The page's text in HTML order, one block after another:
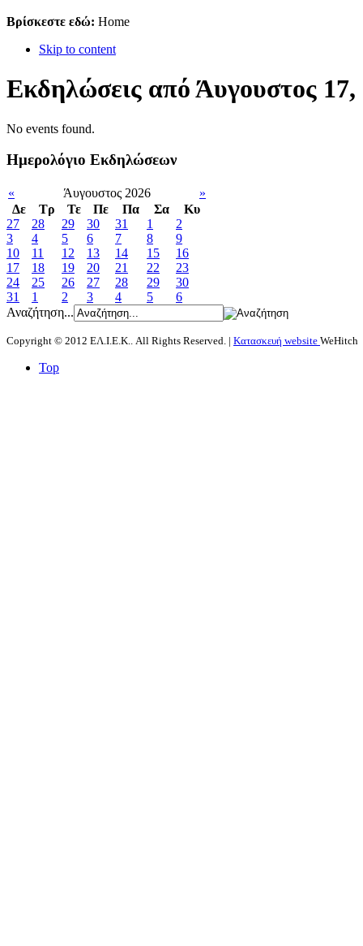
Βρίσκεστε εδώ: Home
Skip to content
Εκδηλώσεις από Άυγουστος 17,
No events found.
Ημερολόγιο Εκδηλώσεων
« Άυγουστος 2026
»
Δε
Tρ Τε Πε Πα Σα
Κυ
27
28 29 30 31 1
2
3
4 5 6 7 8
9
10
11 12 13 14 15
16
17
18 19 20 21 22
23
24
25 26 27 28 29
30
31
1 2 3 4 5
6
Αναζήτηση...
Copyright © 2012 ΕΛ.Ι.Ε.Κ.. All Rights Reserved. | Κατασκευή website WeHitch
Top